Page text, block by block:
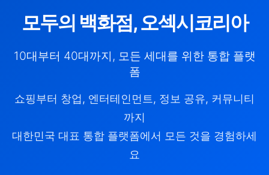
모두의 백화점, 오섹시코리아
10대부터 40대까지, 모든 세대를 위한 통합 플랫
폼
쇼핑부터 창업, 엔터테인먼트, 정보 공유, 커뮤니티
까지
대한민국 대표 통합 플랫폼에서 모든 것을 경험하세
요